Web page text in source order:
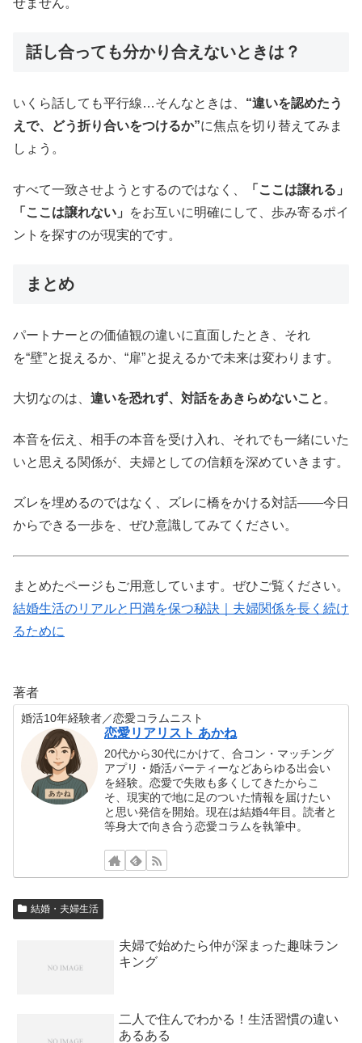
話し合っても分かり合えないときは？
いくら話しても平行線…そんなときは、 “違いを認めたう
えで、どう折り合いをつけるか”に焦点を切り替えてみま
しょう。
すべて一致させようとするのではなく、
「ここは譲れる」
「ここは譲れない」
をお互いに明確にして、歩み寄るポイ
ントを探すのが現実的です。
まとめ
パートナーとの価値観の違いに直面したとき、それ
を“壁”と捉えるか、“扉”と捉えるかで未来は変わります。
大切なのは、 違いを恐れず、対話をあきらめないこと。
本音を伝え、相手の本音を受け入れ、それでも一緒にいた
いと思える関係が、夫婦としての信頼を深めていきます。
ズレを埋めるのではなく、ズレに橋をかける対話――今日
からできる一歩を、ぜひ意識してみてください。
まとめたページもご用意しています。ぜひご覧ください。
結婚生活のリアルと円満を保つ秘訣｜夫婦関係を長く続け
るために
著者
婚活10年経験者／恋愛コラムニスト
恋愛リアリスト あかね
20代から30代にかけて、合コン・マッチング
アプリ・婚活パーティーなどあらゆる出会い
を経験。恋愛で失敗も多くしてきたからこ
そ、現実的で地に足のついた情報を届けたい
と思い発信を開始。現在は結婚4年目。読者と
等身大で向き合う恋愛コラムを執筆中。
結婚・夫婦生活
夫婦で始めたら仲が深まった趣味ラン
キング
二人で住んでわかる！生活習慣の違い
あるある